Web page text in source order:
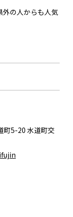
外の人からも人気
町5-20 水道町交